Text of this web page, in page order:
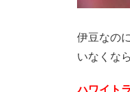
伊豆なの
いなくな